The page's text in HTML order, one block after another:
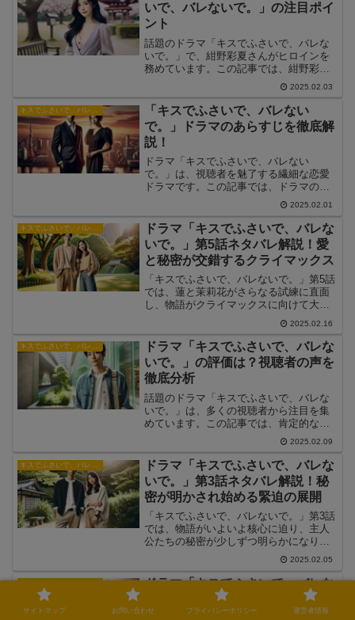
いで、バレないで。」の注目ポイ
ント
話題のドラマ「キスでふさいで、バレな
いで。」で、紺野彩夏さんがヒロインを
務めています。この記事では、紺野彩夏
さんの役どころや、彼女が作品にもたら
す魅力について詳しく解説します。本作
の見どころやキャラクターの魅力に迫り
つつ、紺野彩夏さんがどのように視聴者
を魅了しているのかを紹介します。
2025.02.03
「キスでふさいで、バレない
で。」ドラマのあらすじを徹底解
説！
ドラマ「キスでふさいで、バレない
で。」は、視聴者を魅了する繊細な恋愛
ドラマです。この記事では、ドラマの主
要なあらすじを分かりやすく紹介し、物
語の魅力を深掘りしていきます。
2025.02.01
ドラマ「キスでふさいで、バレな
いで。」第5話ネタバレ解説！愛
と秘密が交錯するクライマックス
「キスでふさいで、バレないで。」第5話
では、蓮と茉莉花がさらなる試練に直面
し、物語がクライマックスに向けて大き
く動き始めました。この記事では、第5話
のあらすじや見どころ、視聴者の反応を
ネタバレ解説します。
2025.02.16
キスでふさいで、バレないで。
ドラマ「キスでふさいで、バレな
いで。」の評価は？視聴者の声を
徹底分析
話題のドラマ「キスでふさいで、バレな
いで。」は、多くの視聴者から注目を集
めています。この記事では、肯定的な意
見と批判的な意見の両方を分析し、ドラ
マの魅力や改善点を詳しく解説します。
2025.02.09
ドラマ「キスでふさいで、バレな
いで。」第3話ネタバレ解説！秘
密が明かされ始める緊迫の展開
「キスでふさいで、バレないで。」第3話
では、物語がいよいよ核心に迫り、主人
公たちの秘密が少しずつ明らかになり始
めました。この記事では、第3話のあらす
じや見どころ、視聴者の反応をネタバレ
解説します。
2025.02.05
キスでふさいで、バレないで。
ドラマ「キスでふさいで、バレな
いで。」第7話ネタバレ解説！愛
と秘密が交差する感動の展開
サイトマップ お問い合わせ プライバシーポリシー 運営者情報